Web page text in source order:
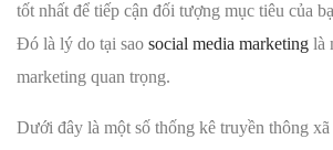
tốt nhất để tiếp cận đối tượng mục tiêu của
Đó là lý do tại sao social media marketing là
marketing quan trọng.
Dưới đây là một số thống kê truyền thông